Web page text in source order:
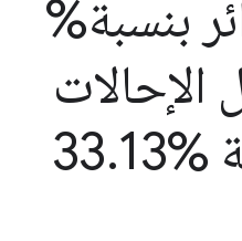
بنسبة%
الإحالات
.13